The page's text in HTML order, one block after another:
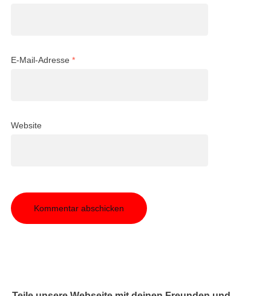
E-Mail-Adresse *
Website